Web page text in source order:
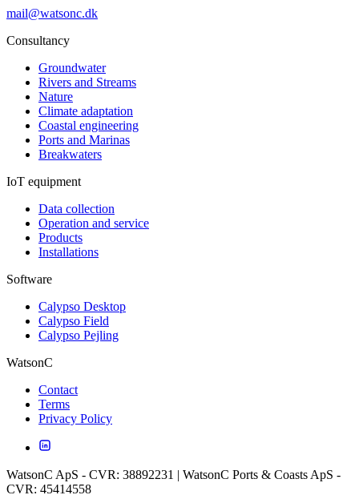
mail@watsonc.dk
Consultancy
Groundwater
Rivers and Streams
Nature
Climate adaptation
Coastal engineering
Ports and Marinas
Breakwaters
IoT equipment
Data collection
Operation and service
Products
Installations
Software
Calypso Desktop
Calypso Field
Calypso Pejling
WatsonC
Contact
Terms
Privacy Policy
WatsonC ApS - CVR: 38892231 | WatsonC Ports & Coasts ApS -
CVR: 45414558